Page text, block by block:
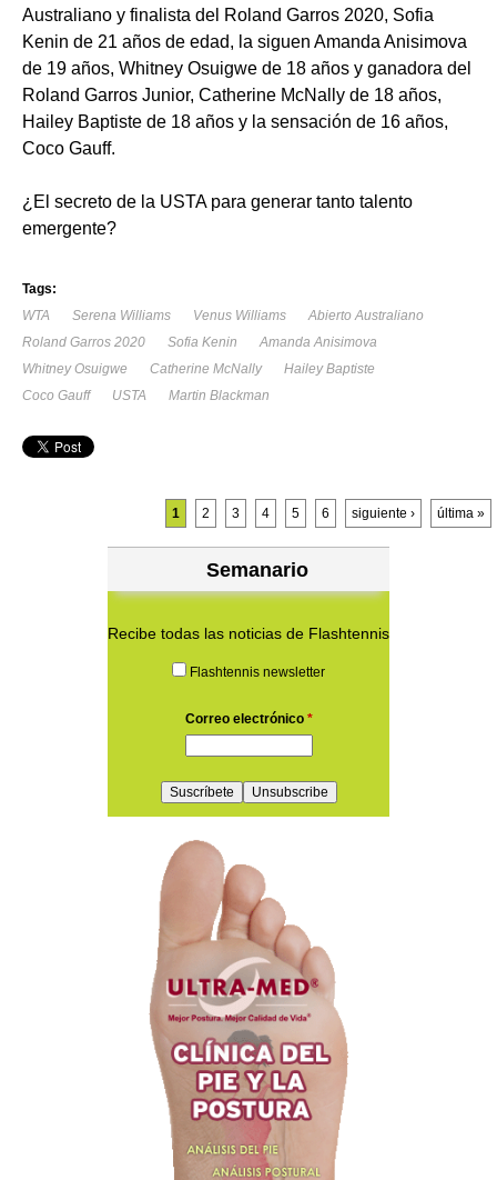
Australiano y finalista del Roland Garros 2020, Sofia
Kenin de 21 años de edad, la siguen Amanda Anisimova
de 19 años, Whitney Osuigwe de 18 años y ganadora del
Roland Garros Junior, Catherine McNally de 18 años,
Hailey Baptiste de 18 años y la sensación de 16 años,
Coco Gauff.
¿El secreto de la USTA para generar tanto talento
emergente?
Tags:
WTA
Serena Williams Venus Williams
Abierto Australiano
Roland Garros 2020
Sofia Kenin
Amanda Anisimova
Whitney Osuigwe
Catherine McNally
Hailey Baptiste
Coco Gauff
USTA Martin Blackman
1 2 3 4 5 6 siguiente › última »
Semanario
Recibe todas las noticias de Flashtennis
Flashtennis newsletter
Correo electrónico *